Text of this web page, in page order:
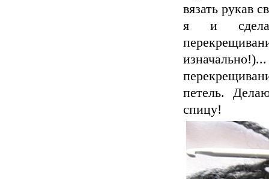
вязать рукав
я и
петель.
спицу!